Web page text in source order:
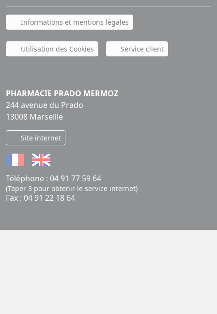
Informations et mentions légales
Utilisation des Cookies Service client
PHARMACIE PRADO MERMOZ
244 avenue du Prado
13008 Marseille
Site internet
Téléphone : 04 91 77 59 64
(Taper 3 pour obtenir le service internet)
Fax : 04 91 22 18 64